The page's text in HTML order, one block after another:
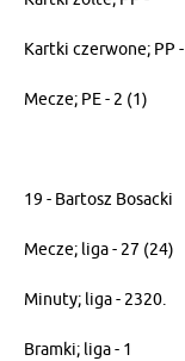
Kartki czerwone; PP -
Mecze; PE - 2 (1)
19 - Bartosz Bosacki
Mecze; liga - 27 (24)
Minuty; liga - 2320.
Bramki; liga - 1